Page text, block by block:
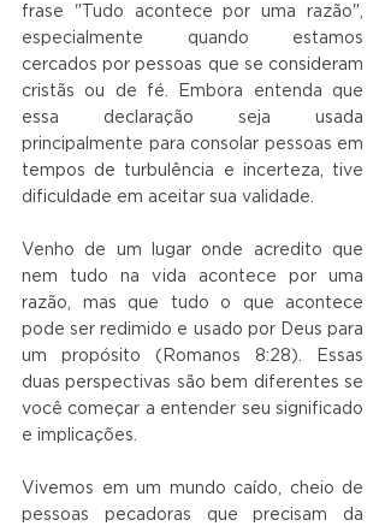
frase "Tudo acontece por uma razão",
especialmente quando estamos
cercados por pessoas que se consideram
cristãs ou de fé. Embora entenda que
essa declaração seja usada
principalmente para consolar pessoas em
tempos de turbulência e incerteza, tive
dificuldade em aceitar sua validade.
Venho de um lugar onde acredito que
nem tudo na vida acontece por uma
razão, mas que tudo o que acontece
pode ser redimido e usado por Deus para
um propósito (Romanos 8:28). Essas
duas perspectivas são bem diferentes se
você começar a entender seu significado
e implicações.
Vivemos em um mundo caído, cheio de
pessoas pecadoras que precisam da